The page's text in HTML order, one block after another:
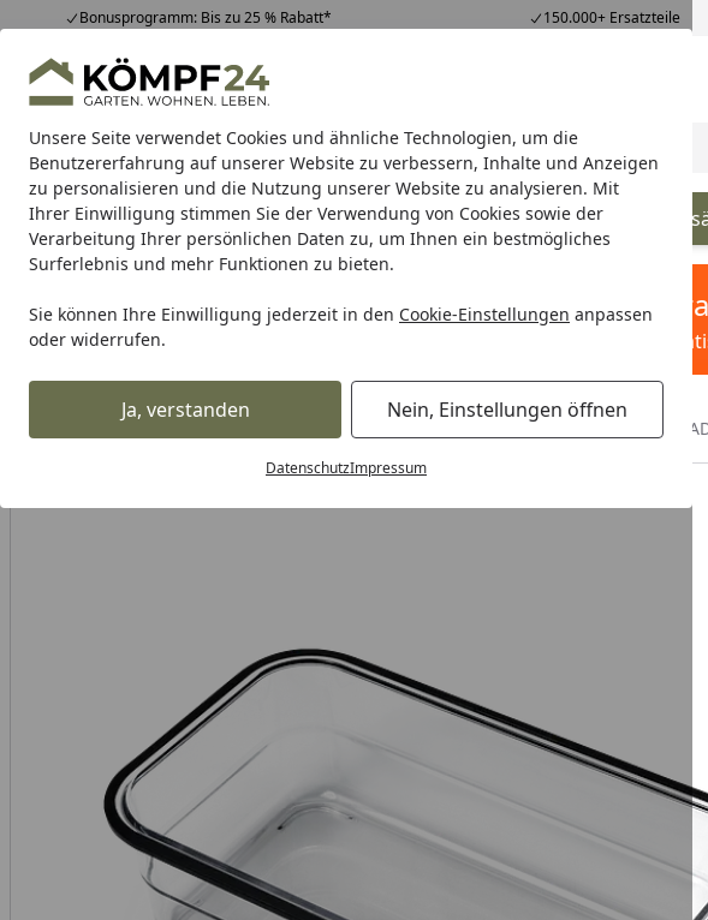
Unsere Seite verwendet Cookies und ähnliche Technologien, um die
Benutzererfahrung auf unserer Website zu verbessern, Inhalte und Anzeigen
zu personalisieren und die Nutzung unserer Website zu analysieren. Mit
Ihrer Einwilligung stimmen Sie der Verwendung von Cookies sowie der
Verarbeitung Ihrer persönlichen Daten zu, um Ihnen ein bestmögliches
Surferlebnis und mehr Funktionen zu bieten.
Sie können Ihre Einwilligung jederzeit in den Cookie-Einstellungen anpassen
oder widerrufen.
Ja, verstanden Nein, Einstellungen öffnen
DatenschutzImpressum
Bonusprogramm: Bis zu 25 % Rabatt* 150.000+ Ersatzteile
Hotline07051 / 9 22 22
Mo-Fr. 8-16 Uhr 25.956 Bewertungen
Alle Produkte
Alle ProdukteHighlights Tipps & Tricks Suche
YETI YETI Kühlboxen & Taschen YETI Getränkebehälter YETI
Karibu Pools inkl. gratis
Dein Traumpool im Sorglos-Paket: Filter&Pflege
YETI Kühlboxen YETI Kühlakkus & Zubehör YETI Kühlboxkorb für